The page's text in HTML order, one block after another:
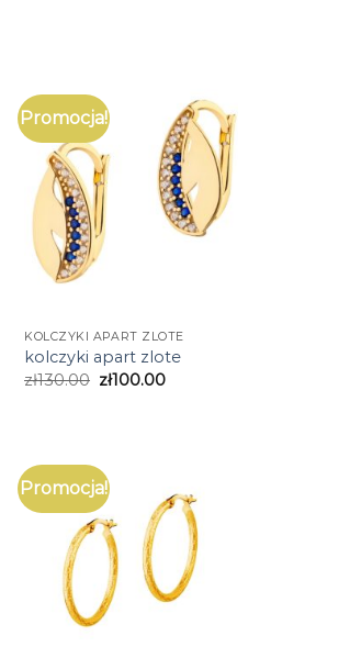
Promocja!
KOLCZYKI APART ZLOTE
kolczyki apart zlote
zł130.00 zł100.00
Promocja!